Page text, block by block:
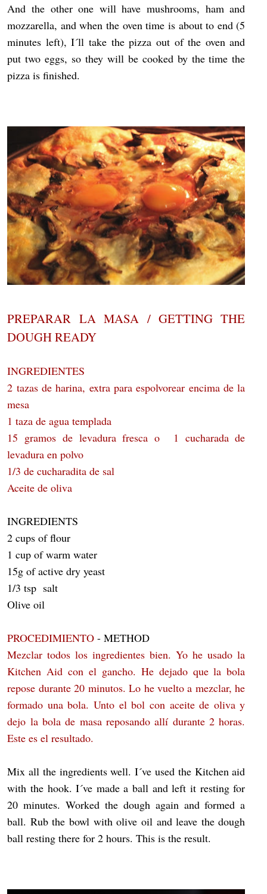
And the other one will have mushrooms, ham and
mozzarella, and when the oven time is about to end (5
minutes left), I´ll take the pizza out of the oven and
put two eggs, so they will be cooked by the time the
pizza is finished.
PREPARAR LA MASA / GETTING THE
DOUGH READY
INGREDIENTES
2 tazas de harina, extra para espolvorear encima de la
mesa
1 taza de agua templada
15 gramos de levadura fresca o 1 cucharada de
levadura en polvo
1/3 de cucharadita de sal
Aceite de oliva
INGREDIENTS
2 cups of flour
1 cup of warm water
15g of active dry yeast
1/3 tsp salt
Olive oil
PROCEDIMIENTO- METHOD
Mezclar todos los ingredientes bien. Yo he usado la
Kitchen Aid con el gancho. He dejado que la bola
repose durante 20 minutos. Lo he vuelto a mezclar, he
formado una bola. Unto el bol con aceite de oliva y
dejo la bola de masa reposando allí durante 2 horas.
Este es el resultado.
Mix all the ingredients well. I´ve used the Kitchen aid
with the hook. I´ve made a ball and left it resting for
20 minutes. Worked the dough again and formed a
ball. Rub the bowl with olive oil and leave the dough
ball resting there for 2 hours. This is the result.